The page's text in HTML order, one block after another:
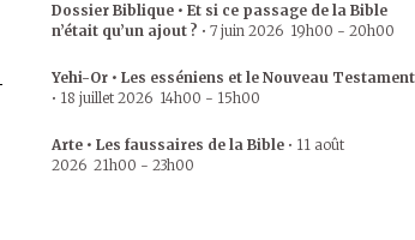
Dossier Biblique • Et si ce passage de la Bible
n’était qu’un ajout ? • 7 juin 2026 19h00 - 20h00
Yehi-Or • Les esséniens et le Nouveau Testament
• 18 juillet 2026 14h00 - 15h00
Arte • Les faussaires de la Bible • 11 août
2026 21h00 - 23h00